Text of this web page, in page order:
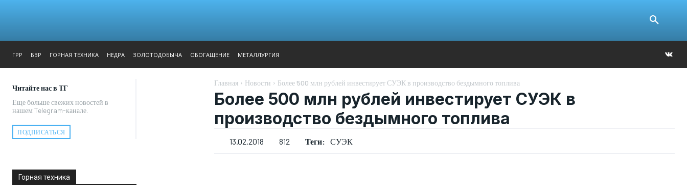
ГРР БВР ГОРНАЯ ТЕХНИКА НЕДРА ЗОЛОТОДОБЫЧА ОБОГАЩЕНИЕ МЕТАЛЛУРГИЯ
Читайте нас в ТГ
Еще больше свежих новостей в
нашем Telegram-канале.
ПОДПИСАТЬСЯ
Горная техника
Главная Новости Более 500 млн рублей инвестирует СУЭК в производство бездымного топлива
Более 500 млн рублей инвестирует СУЭК в
производство бездымного топлива
13.02.2018 812 Теги: СУЭК